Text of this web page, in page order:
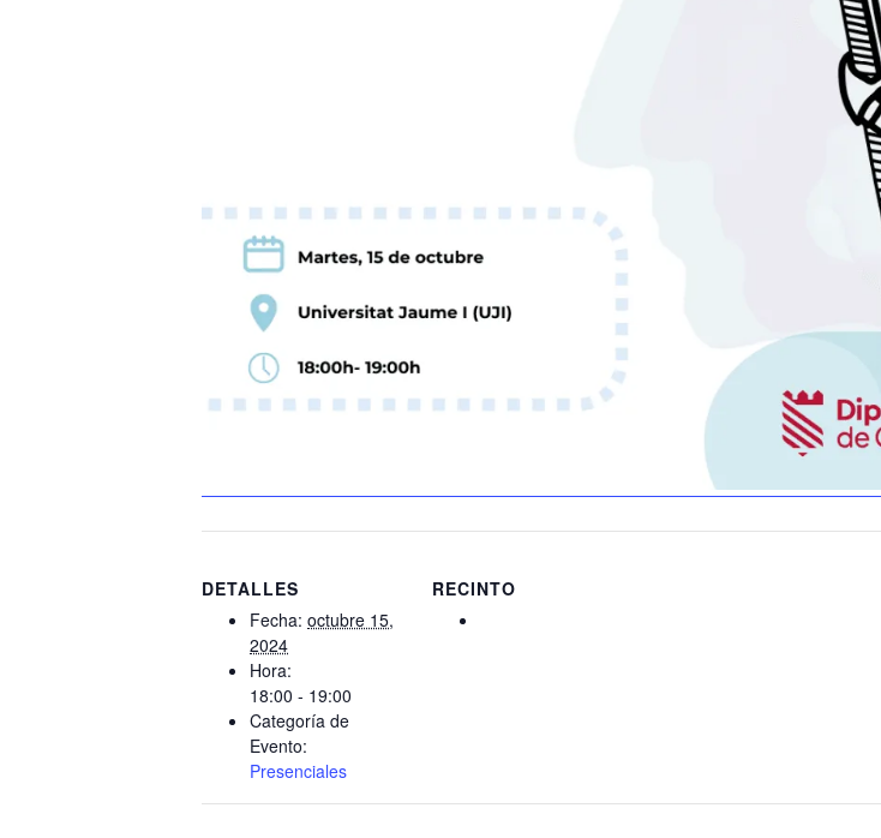
DETALLES
Fecha: octubre 15,
2024
Hora:
18:00 - 19:00
Categoría de
Evento:
Presenciales
RECINTO